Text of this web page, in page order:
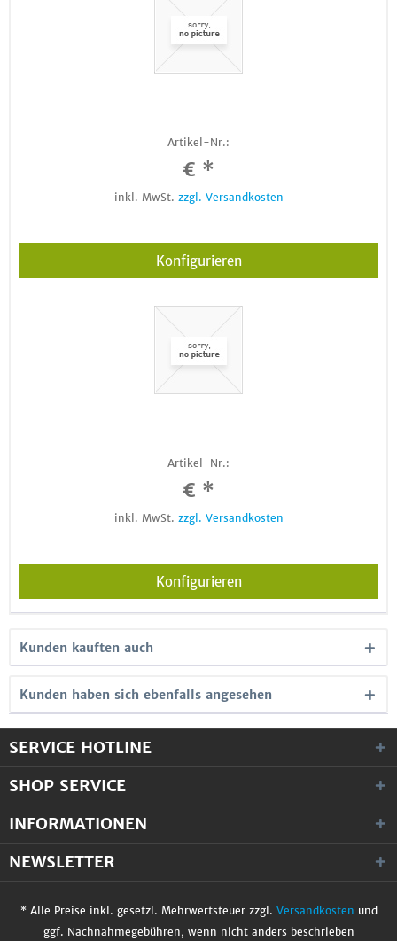
Artikel-Nr.:
€ *
inkl. MwSt. zzgl. Versandkosten
Konfigurieren
Artikel-Nr.:
€ *
inkl. MwSt. zzgl. Versandkosten
Konfigurieren
Kunden kauften auch
Kunden haben sich ebenfalls angesehen
SERVICE HOTLINE
SHOP SERVICE
INFORMATIONEN
NEWSLETTER
* Alle Preise inkl. gesetzl. Mehrwertsteuer zzgl. Versandkosten und
ggf. Nachnahmegebühren, wenn nicht anders beschrieben